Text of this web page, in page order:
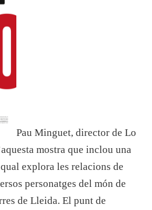
Pau Minguet, director de Lo
mostra que inclou una
explora les relacions de
personatges del món de
de Lleida. El punt de